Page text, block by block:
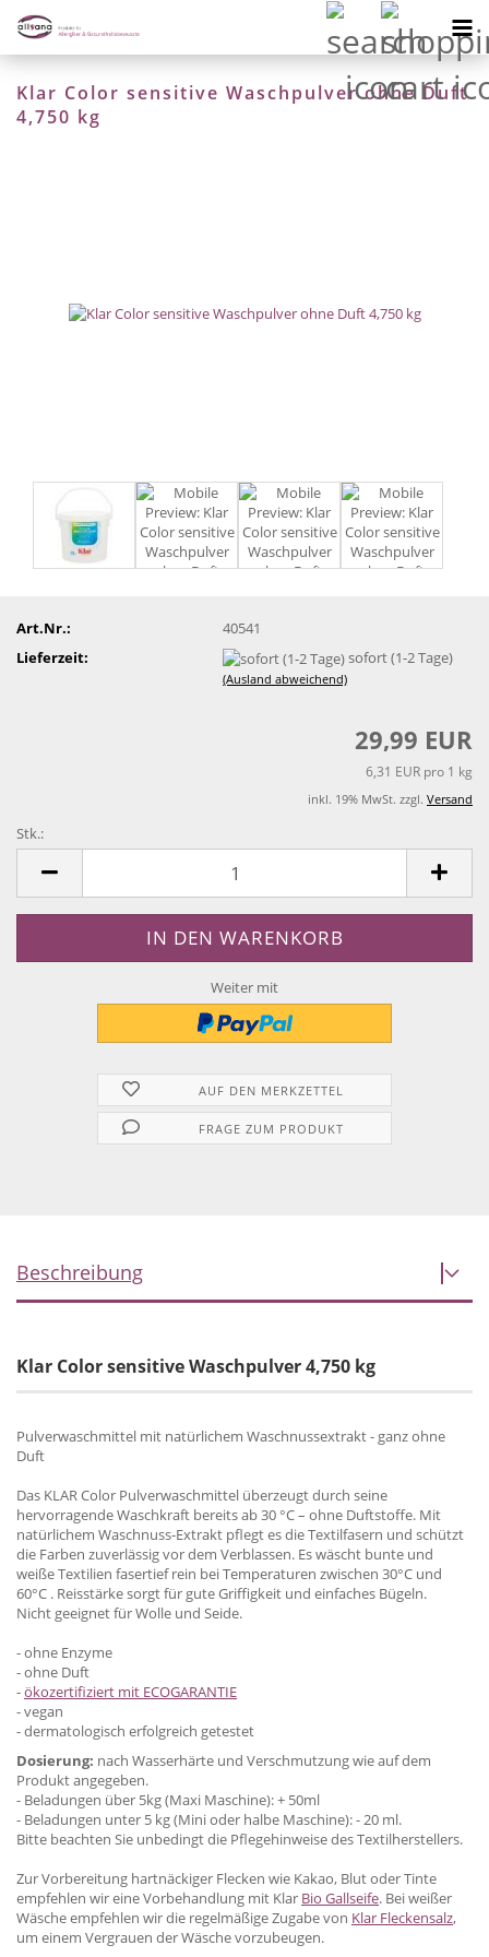
Klar Color sensitive Waschpulver ohne Duft
4,750 kg
Art.Nr.:
40541
Lieferzeit:
sofort (1-2 Tage)
(Ausland abweichend)
29,99 EUR
6,31 EUR pro 1 kg
inkl. 19% MwSt. zzgl. Versand
Stk.:
Weiter mit
AUF DEN MERKZETTEL
FRAGE ZUM PRODUKT
Beschreibung
Klar Color sensitive Waschpulver 4,750 kg
Pulverwaschmittel mit natürlichem Waschnussextrakt - ganz ohne
Duft
Das KLAR Color Pulverwaschmittel überzeugt durch seine
hervorragende Waschkraft bereits ab 30 °C – ohne Duftstoffe. Mit
natürlichem Waschnuss-Extrakt pflegt es die Textilfasern und schützt
die Farben zuverlässig vor dem Verblassen. Es wäscht bunte und
weiße Textilien fasertief rein bei Temperaturen zwischen 30°C und
60°C . Reisstärke sorgt für gute Griffigkeit und einfaches Bügeln.
Nicht geeignet für Wolle und Seide.
- ohne Enzyme
- ohne Duft
-ökozertifiziert mit ECOGARANTIE
- vegan
- dermatologisch erfolgreich getestet
Dosierung: nach Wasserhärte und Verschmutzung wie auf dem
Produkt angegeben.
- Beladungen über 5kg (Maxi Maschine): + 50ml
- Beladungen unter 5 kg (Mini oder halbe Maschine): - 20 ml.
Bitte beachten Sie unbedingt die Pflegehinweise des Textilherstellers.
Zur Vorbereitung hartnäckiger Flecken wie Kakao, Blut oder Tinte
empfehlen wir eine Vorbehandlung mit Klar Bio Gallseife. Bei weißer
Wäsche empfehlen wir die regelmäßige Zugabe von Klar Fleckensalz,
um einem Vergrauen der Wäsche vorzubeugen.